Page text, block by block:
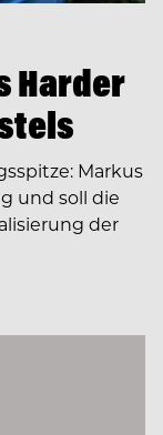
Harder
Markus
und soll die
der